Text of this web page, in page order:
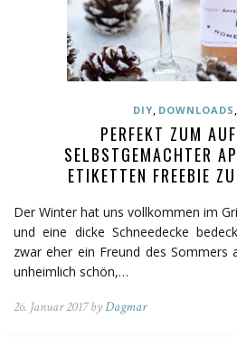
DIY, DOWNLOADS ,
PERFEKT ZUM
SELBSTGEMACHTER
ETIKETTEN FREEBIE
Der Winter hat uns vollkommen im
und eine dicke Schneedecke
zwar eher ein Freund des
unheimlich schön,…
26. Januar 2017 byDagmar